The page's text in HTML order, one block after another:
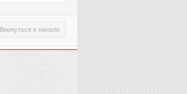
Вернуться в начало